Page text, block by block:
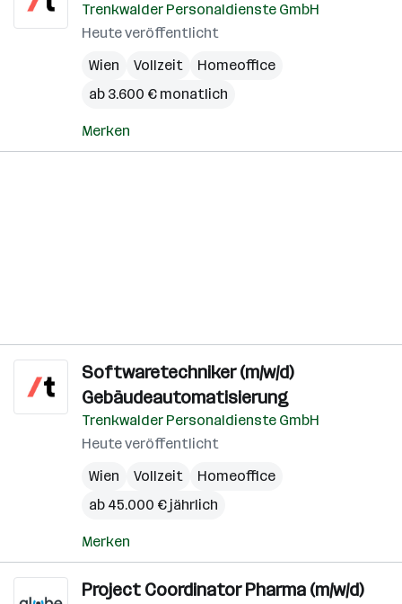
Trenkwalder Personaldienste GmbH
Heute veröffentlicht
Wien
Vollzeit
Homeoffice
ab 3.600 € monatlich
Merken
Softwaretechniker (m/w/d)
Gebäudeautomatisierung
Trenkwalder Personaldienste GmbH
Heute veröffentlicht
Wien
Vollzeit
Homeoffice
ab 45.000 € jährlich
Merken
Project Coordinator Pharma (m/w/d)